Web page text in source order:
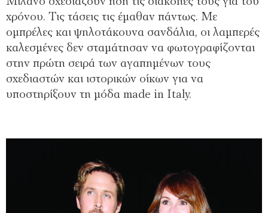
χρόνου. Τις τάσεις τις έμαθαν πάντως. Με
ομπρέλες και ψηλοτάκουνα σανδάλια, οι λαμπερές
καλεσμένες δεν σταμάτησαν να φωτογραφίζονται
στην πρώτη σειρά των αγαπημένων τους
σχεδιαστών και ιστορικών οίκων για να
υποστηρίξουν τη μόδα made in Italy.